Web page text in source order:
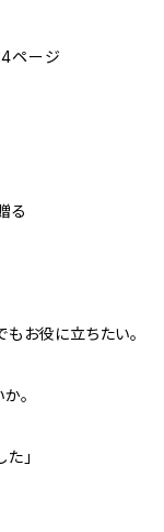
ページ
る
お役に立ちたい。
。
」